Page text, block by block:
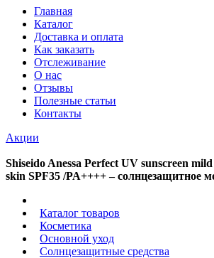
Главная
Каталог
Доставка и оплата
Как заказать
Отслеживание
О нас
Отзывы
Полезные статьи
Контакты
Акции
Shiseido Anessa Perfect UV sunscreen
skin SPF35 /PA++++ – солнцезащитное
Каталог товаров
Косметика
Основной уход
Солнцезащитные средства